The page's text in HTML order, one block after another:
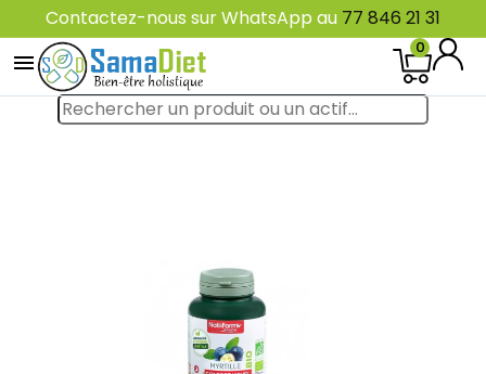
Contactez-nous sur WhatsApp au 77 846 21 31

0